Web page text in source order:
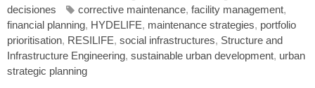
decisiones
corrective maintenance, facility management,
financial planning, HYDELIFE, maintenance strategies, portfolio
prioritisation, RESILIFE, social infrastructures, Structure and
Infrastructure Engineering, sustainable urban development, urban
strategic planning